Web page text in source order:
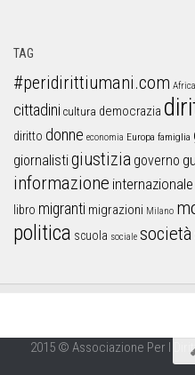
TAG
#peridirittiumani.com Africa
cittadini cultura democrazia
diritto donne economia Europa famiglia
giornalistigiustizia governo
informazione internazionale
libro migranti migrazioni Milano
politica scuola sociale società
2015 © Associazione Per I